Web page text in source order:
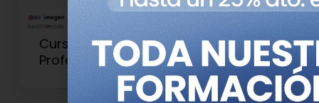
Curso de Genética para
Profesionales Clínicos y Sanitarios